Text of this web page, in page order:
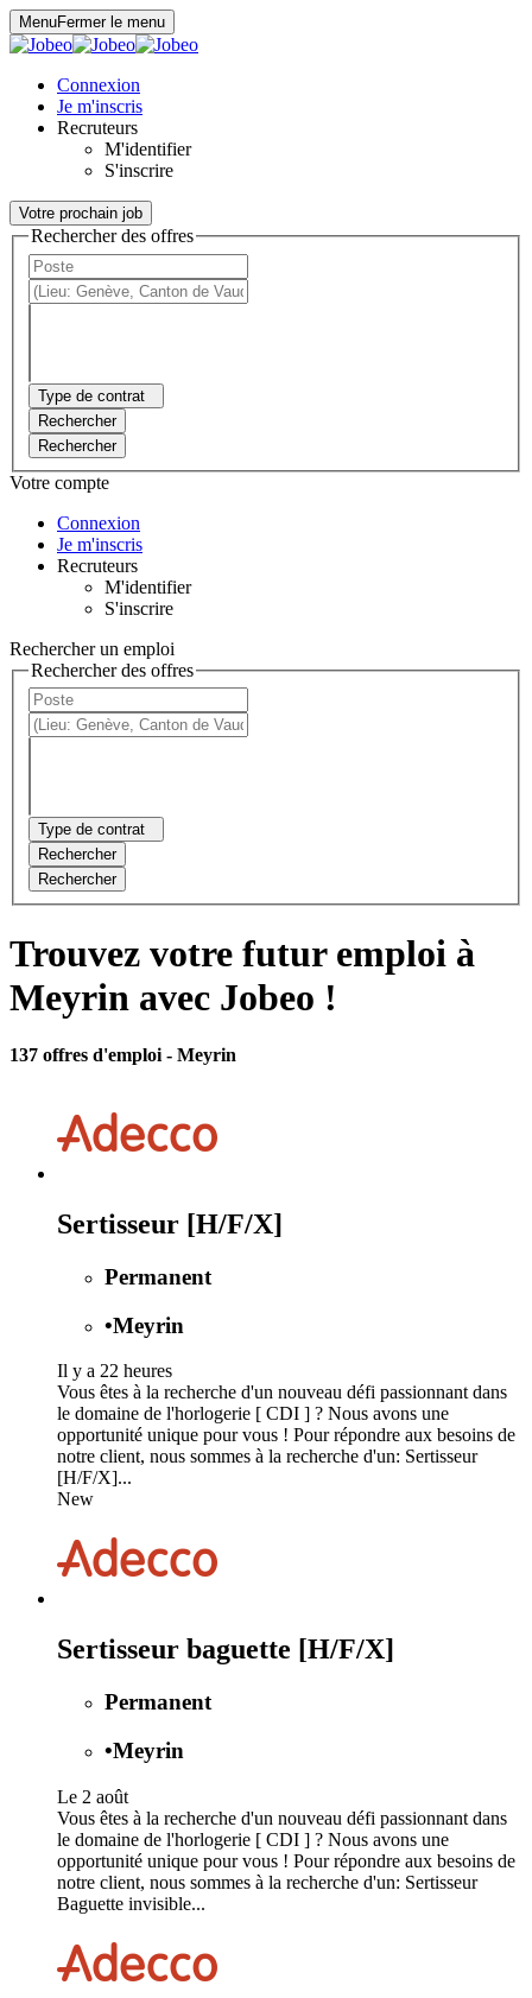
MenuFermer le menu
Connexion
Je m'inscris
Recruteurs
M'identifier
S'inscrire
Votre prochain job
Rechercher des offres
Type de contrat
Rechercher
Rechercher
Votre compte
Connexion
Je m'inscris
Recruteurs
M'identifier
S'inscrire
Rechercher un emploi
Rechercher des offres
Type de contrat
Rechercher
Rechercher
Trouvez votre futur emploi à
Meyrin avec Jobeo !
137 offres d'emploi - Meyrin
Sertisseur [H/F/X]
Permanent
•Meyrin
Il y a 22 heures
Vous êtes à la recherche d'un nouveau défi passionnant dans
le domaine de l'horlogerie [ CDI ] ? Nous avons une
opportunité unique pour vous ! Pour répondre aux besoins de
notre client, nous sommes à la recherche d'un: Sertisseur
[H/F/X]...
New
Sertisseur baguette [H/F/X]
Permanent
•Meyrin
Le 2 août
Vous êtes à la recherche d'un nouveau défi passionnant dans
le domaine de l'horlogerie [ CDI ] ? Nous avons une
opportunité unique pour vous ! Pour répondre aux besoins de
notre client, nous sommes à la recherche d'un: Sertisseur
Baguette invisible...
Panneau de gestion des cookies